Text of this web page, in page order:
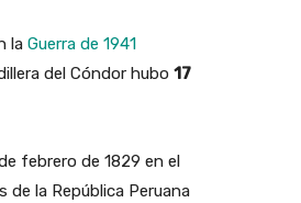
la Guerra de 1941
del Cóndor hubo 17
febrero de 1829 en el
la República Peruana